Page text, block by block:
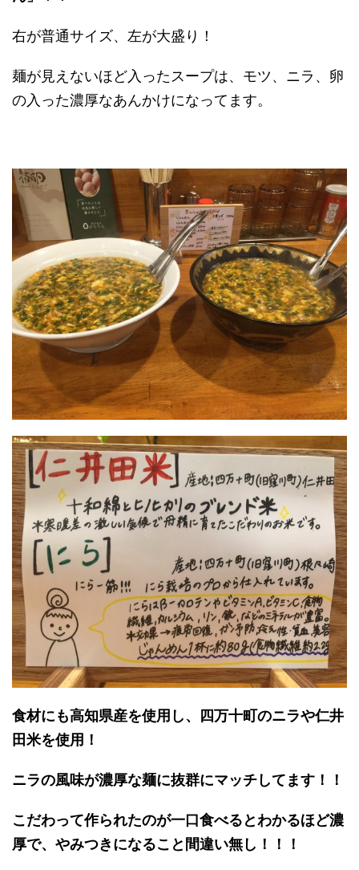
右が普通サイズ、左が大盛り！
麺が見えないほど入ったスープは、モツ、ニラ、卵
の入った濃厚なあんかけになってます。
食材にも高知県産を使用し、四万十町のニラや仁井
田米を使用！
ニラの風味が濃厚な麺に抜群にマッチしてます！！
こだわって作られたのが一口食べるとわかるほど濃
厚で、やみつきになること間違い無し！！！